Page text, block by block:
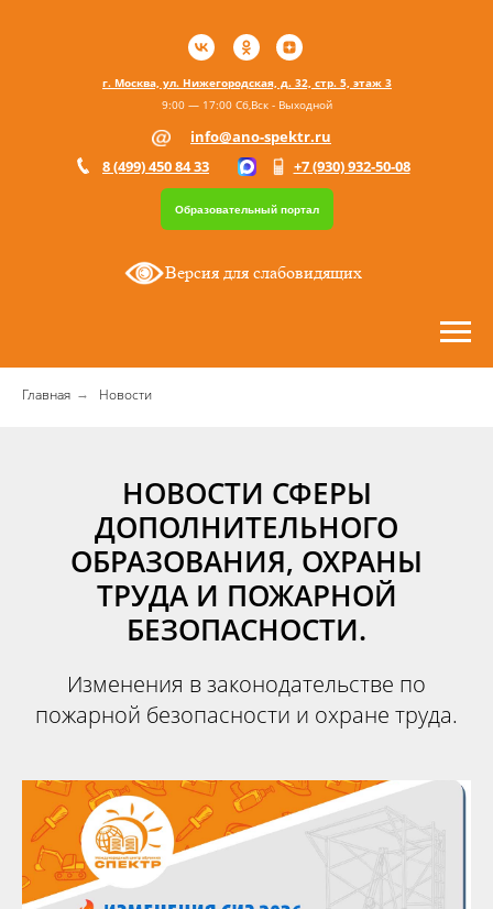
Образовательный портал
г. Москва, ул. Нижегородская, д. 32, стр. 5, этаж 3
+7 (930) 932-50-08
8 (499) 450 84 33
info@ano-spektr.ru
9:00 — 17:00 Сб,Вск - Выходной
Версия для слабовидящих
Главная → Новости
НОВОСТИ СФЕРЫ
ДОПОЛНИТЕЛЬНОГО
ОБРАЗОВАНИЯ, ОХРАНЫ
ТРУДА И ПОЖАРНОЙ
БЕЗОПАСНОСТИ.
Изменения в законодательстве по
пожарной безопасности и охране труда.